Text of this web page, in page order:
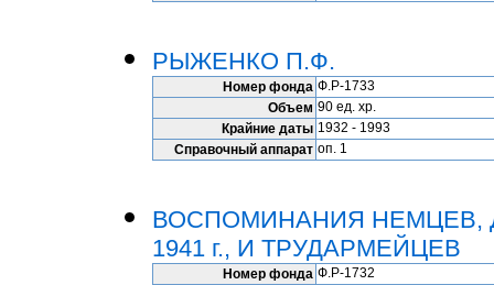
РЫЖЕНКО П.Ф.
Номер фонда Ф.Р-1733
Объем 90 ед. хр.
Крайние даты 1932 - 1993
Справочный аппарат оп. 1
ВОСПОМИНАНИЯ НЕМЦЕВ,
1941 г., И ТРУДАРМЕЙЦЕВ
Номер фонда Ф.Р-1732